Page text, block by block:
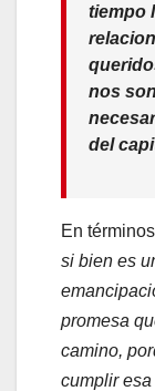
tiempo
nos
del
En
si bien es
promesa
camino,
cumplir